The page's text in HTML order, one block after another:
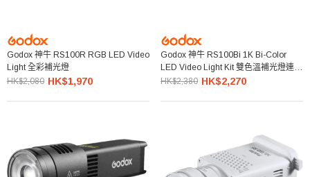
Godox 神牛 RS100R RGB LED Video
Light 全彩補光燈
HK$2,080 HK$1,970
Godox 神牛 RS100Bi 1K Bi-Color
LED Video Light Kit 雙色溫補光燈連投
影筒套裝
HK$2,380 HK$2,270